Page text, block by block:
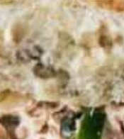
lunch
borrelhapjes
voorgerechten